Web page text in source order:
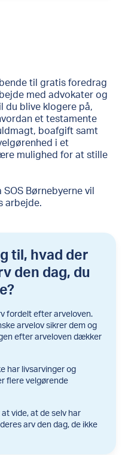
til gratis foredrag
med advokater og
du blive klogere på,
et testamente
boafgift samt
i et
mulighed for at stille
Børnebyerne vil
arbejde.
til, hvad der
den dag, du
fordelt efter arveloven.
arvelov sikrer dem og
efter arveloven dækker
har livsarvinger og
flere velgørende
vide, at de selv har
arv den dag, de ikke